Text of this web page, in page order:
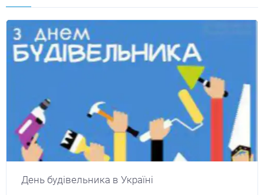
День будівельника в Україні